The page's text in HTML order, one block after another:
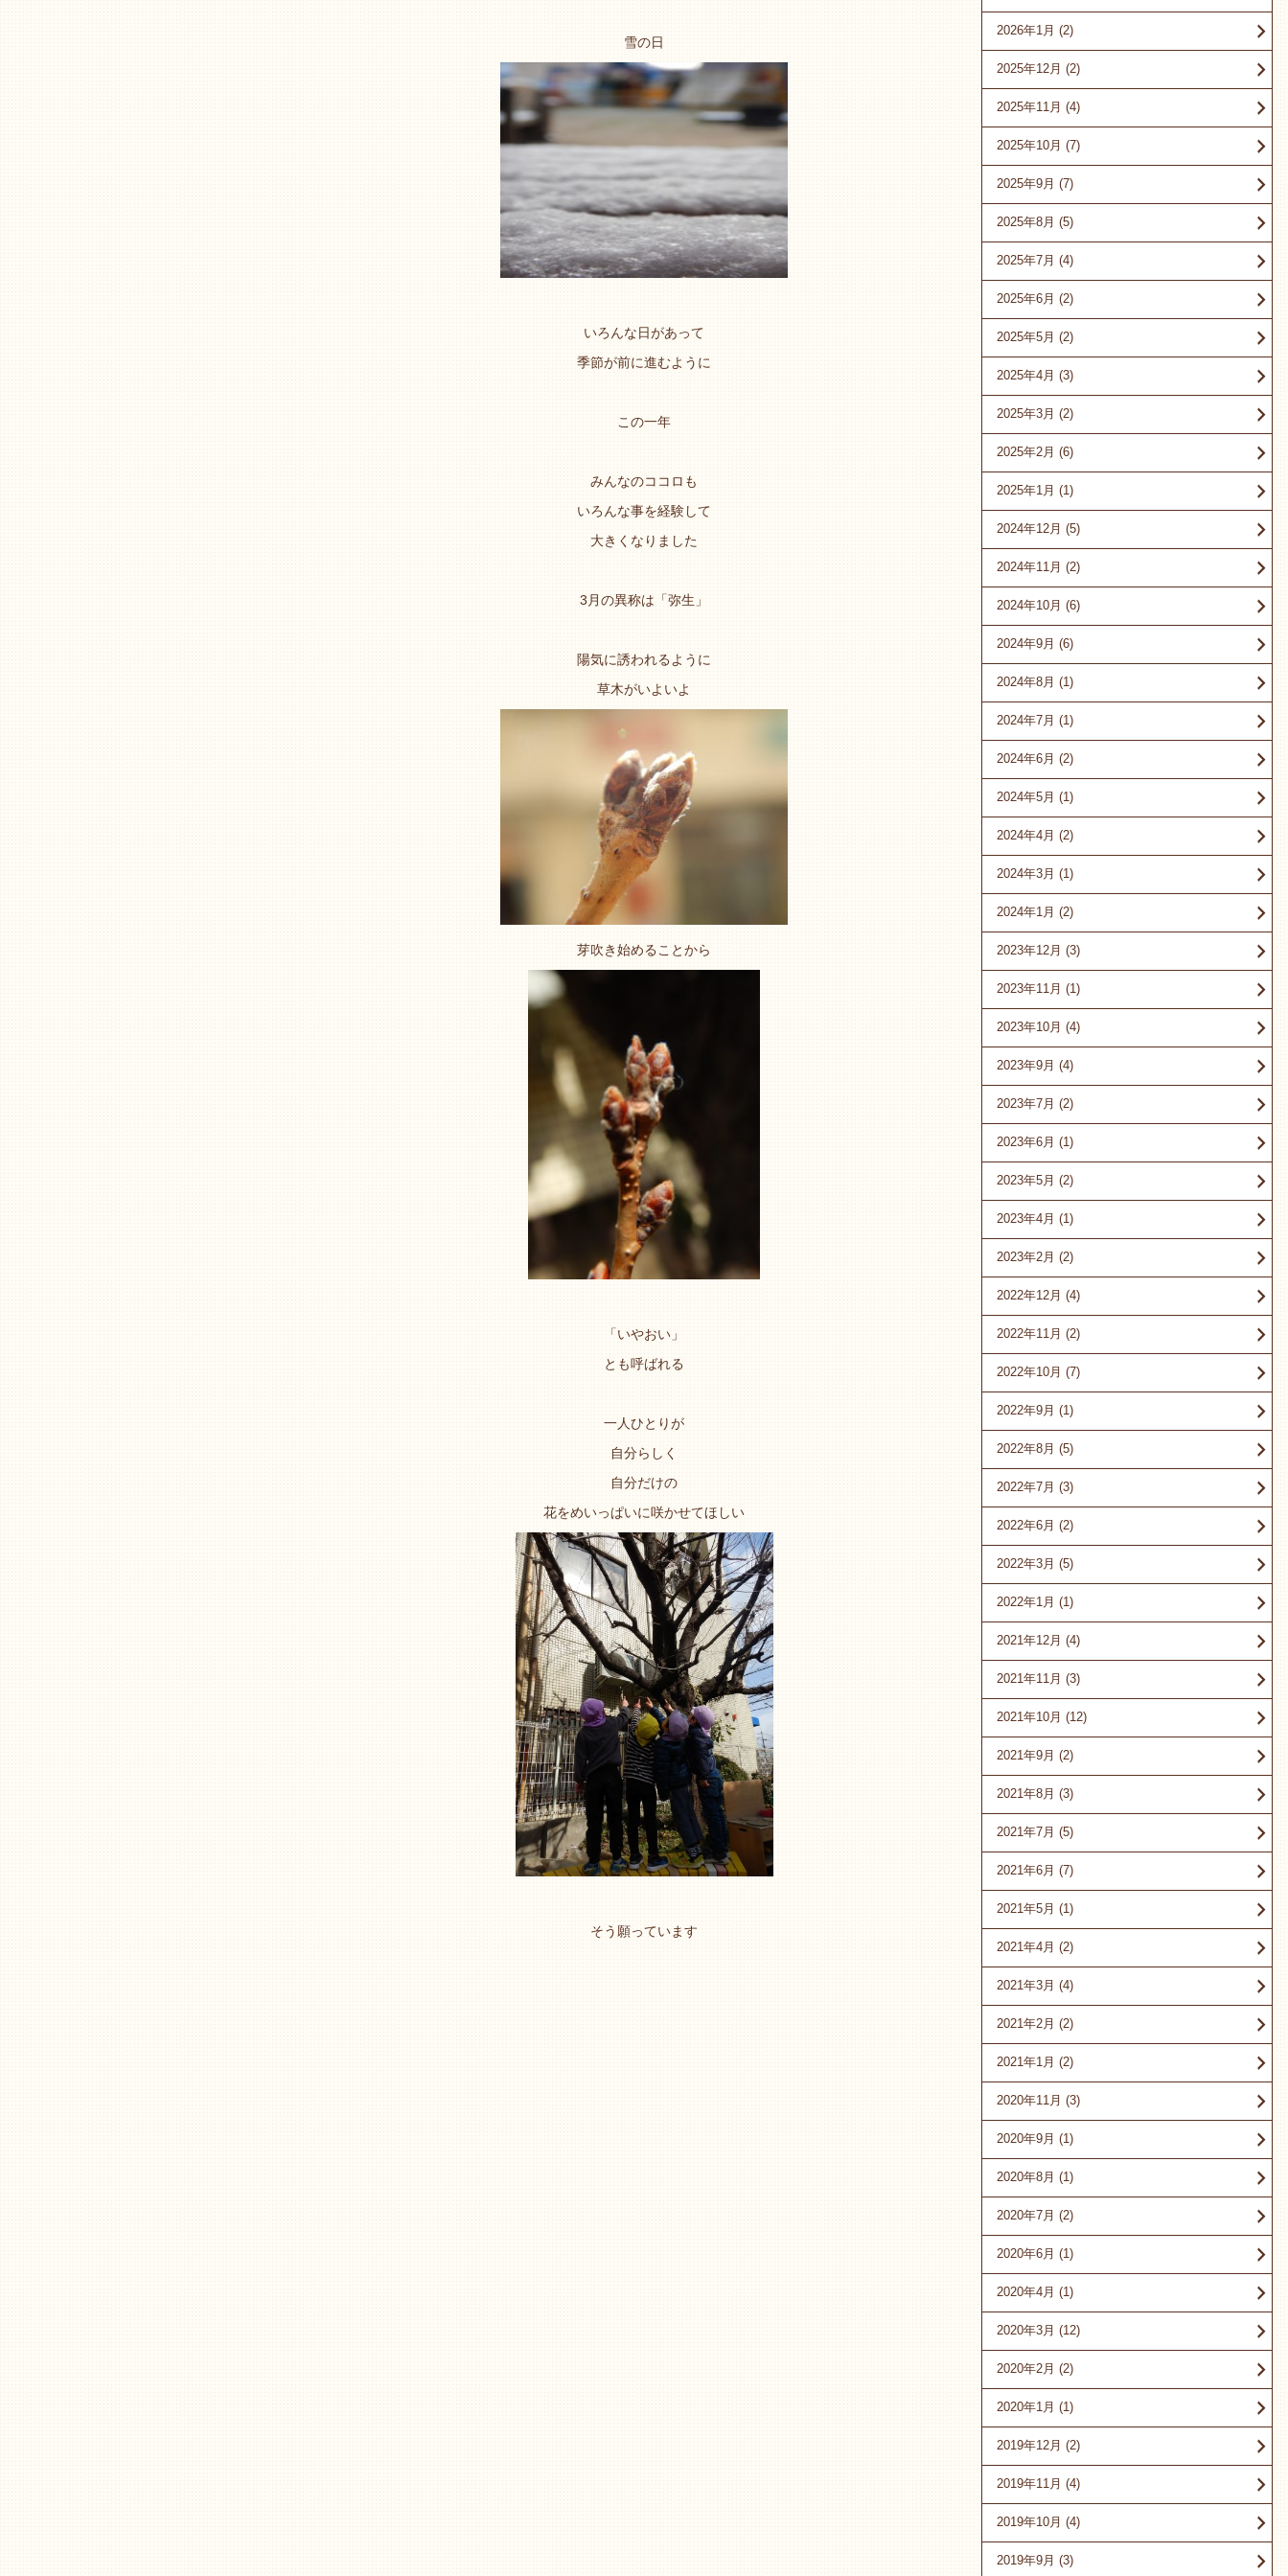
雪の日
いろんな日があって
季節が前に進むように
この一年
みんなのココロも
いろんな事を経験して
大きくなりました
3月の異称は「弥生」
陽気に誘われるように
草木がいよいよ
芽吹き始めることから
「いやおい」
とも呼ばれる
一人ひとりが
自分らしく
自分だけの
花をめいっぱいに咲かせてほしい
そう願っています
2026年1月 (2)
2025年12月 (2)
2025年11月 (4)
2025年10月 (7)
2025年9月 (7)
2025年8月 (5)
2025年7月 (4)
2025年6月 (2)
2025年5月 (2)
2025年4月 (3)
2025年3月 (2)
2025年2月 (6)
2025年1月 (1)
2024年12月 (5)
2024年11月 (2)
2024年10月 (6)
2024年9月 (6)
2024年8月 (1)
2024年7月 (1)
2024年6月 (2)
2024年5月 (1)
2024年4月 (2)
2024年3月 (1)
2024年1月 (2)
2023年12月 (3)
2023年11月 (1)
2023年10月 (4)
2023年9月 (4)
2023年7月 (2)
2023年6月 (1)
2023年5月 (2)
2023年4月 (1)
2023年2月 (2)
2022年12月 (4)
2022年11月 (2)
2022年10月 (7)
2022年9月 (1)
2022年8月 (5)
2022年7月 (3)
2022年6月 (2)
2022年3月 (5)
2022年1月 (1)
2021年12月 (4)
2021年11月 (3)
2021年10月 (12)
2021年9月 (2)
2021年8月 (3)
2021年7月 (5)
2021年6月 (7)
2021年5月 (1)
2021年4月 (2)
2021年3月 (4)
2021年2月 (2)
2021年1月 (2)
2020年11月 (3)
2020年9月 (1)
2020年8月 (1)
2020年7月 (2)
2020年6月 (1)
2020年4月 (1)
2020年3月 (12)
2020年2月 (2)
2020年1月 (1)
2019年12月 (2)
2019年11月 (4)
2019年10月 (4)
2019年9月 (3)